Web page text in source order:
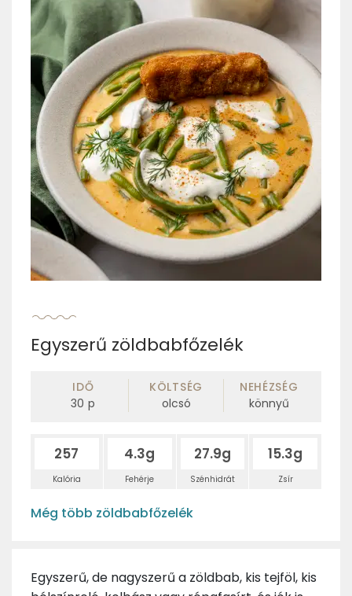
Egyszerű zöldbabfőzelék
IDŐ
30 p
KÖLTSÉG
olcsó
NEHÉZSÉG
könnyű
257
Kalória
4.3g
Fehérje
27.9g
Szénhidrát
15.3g
Zsír
Még több zöldbabfőzelék
Egyszerű, de nagyszerű a zöldbab, kis tejföl, kis